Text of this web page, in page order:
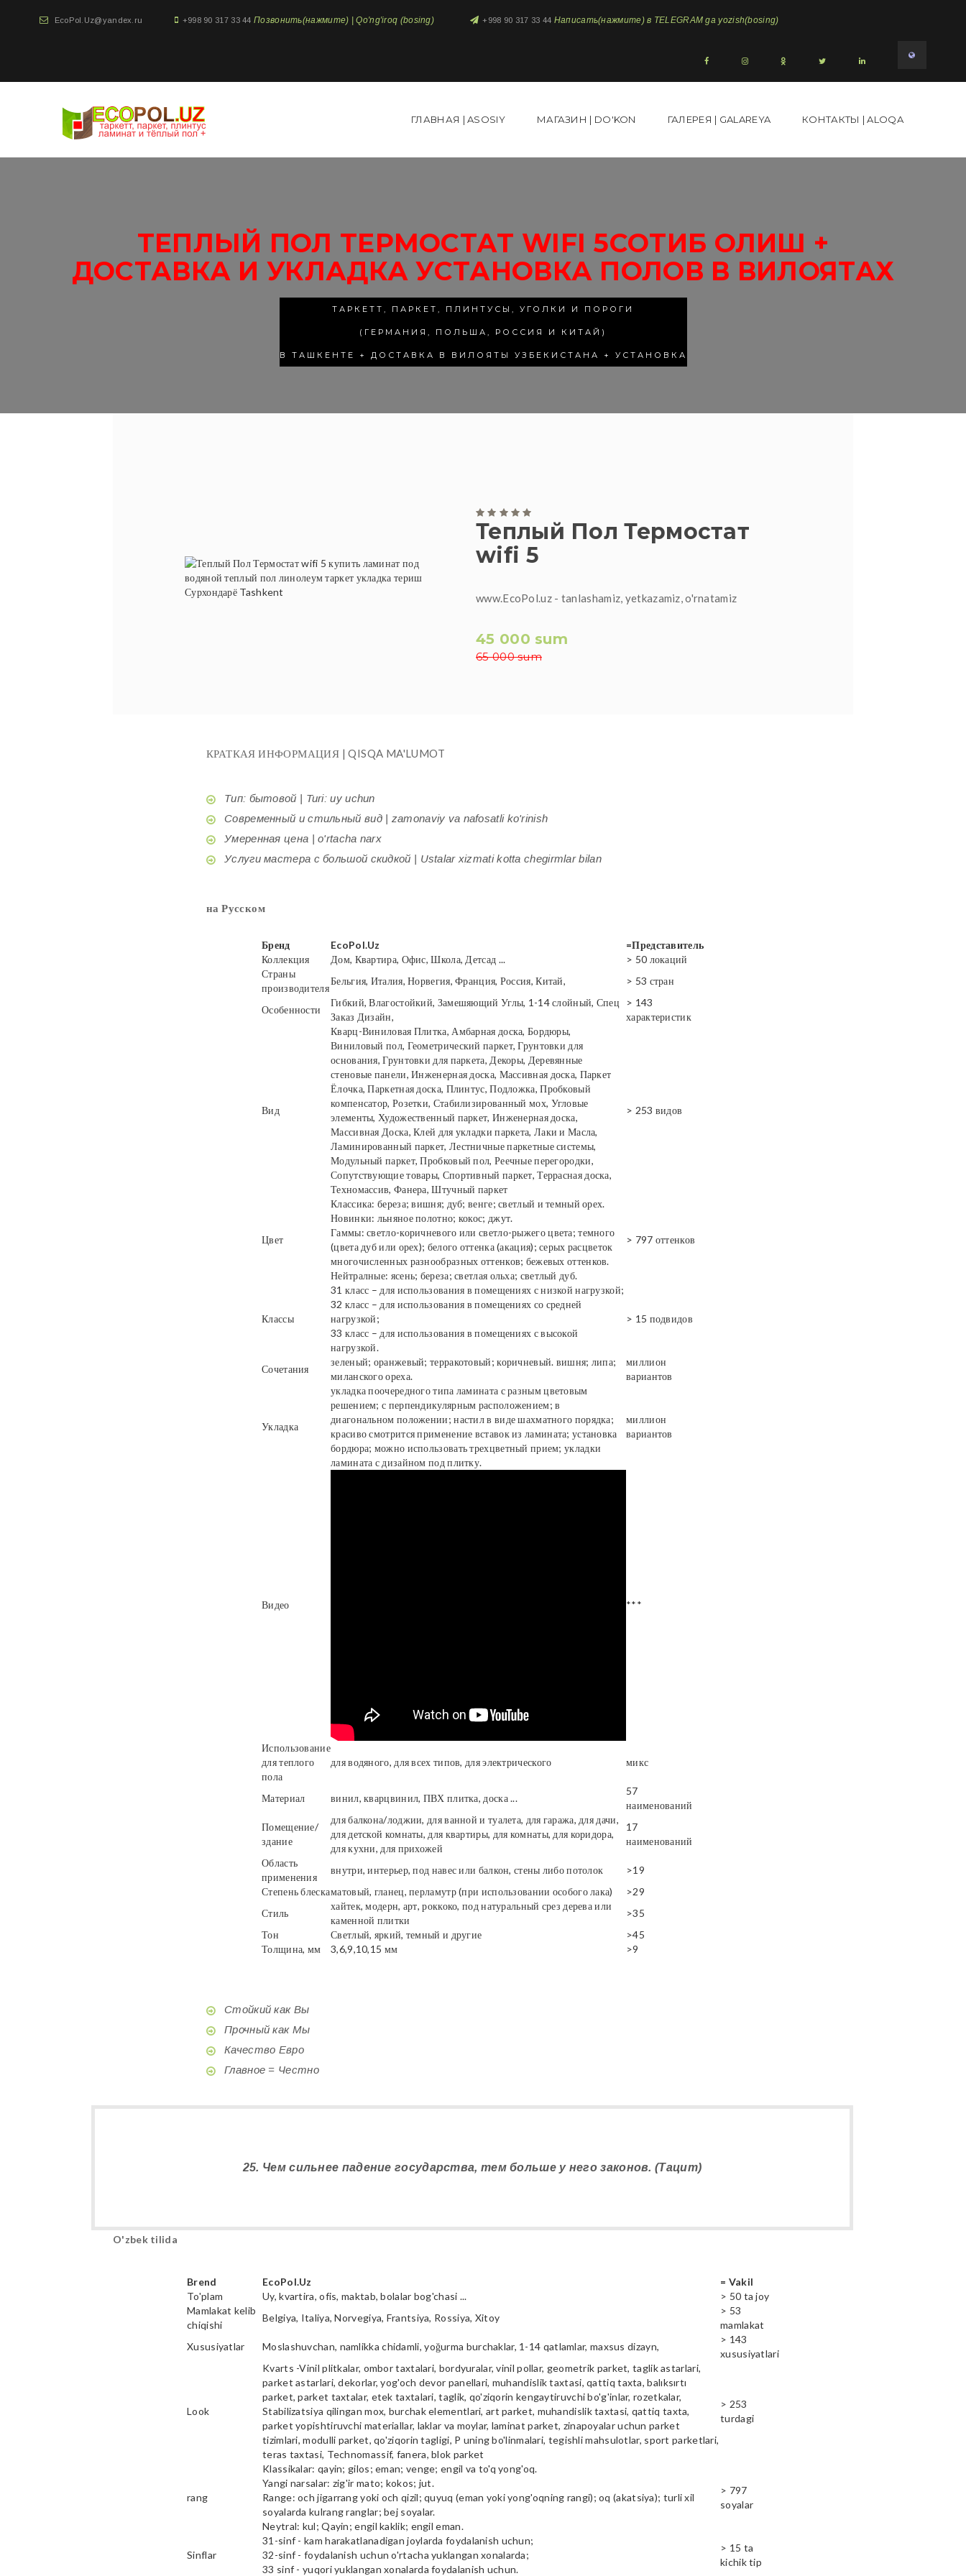
EcoPol.Uz@yandex.ru +998 90 317 33 44 Позвонить(нажмите) | Qo'ng'iroq (bosing) +998 90 317 33 44 Написать(нажмите) в TELEGRAM ga yozish(bosing)
ГЛАВНАЯ | ASOSIY МАГАЗИН | DO'KON ГАЛЕРЕЯ | GALAREYA КОНТАКТЫ | ALOQA
ТЕПЛЫЙ ПОЛ ТЕРМОСТАТ WIFI 5СОТИБ ОЛИШ +
ДОСТАВКА И УКЛАДКА УСТАНОВКА ПОЛОВ В ВИЛОЯТАХ
ТАРКЕТТ, ПАРКЕТ, ПЛИНТУСЫ, УГОЛКИ И ПОРОГИ
(ГЕРМАНИЯ, ПОЛЬША, РОССИЯ И КИТАЙ)
В ТАШКЕНТЕ + ДОСТАВКА В ВИЛОЯТЫ УЗБЕКИСТАНА + УСТАНОВКА
Теплый Пол Термостат
wifi 5
www.EcoPol.uz - tanlashamiz, yetkazamiz, o'rnatamiz
45 000 sum
65 000 sum
КРАТКАЯ ИНФОРМАЦИЯ | QISQA MA'LUMOT
Тип: бытовой | Turi: uy uchun
Современный и стильный вид | zamonaviy va nafosatli ko'rinish
Умеренная цена | o'rtacha narx
Услуги мастера с большой скидкой | Ustalar xizmati kotta chegirmlar bilan
на Русском
Бренд EcoPol.Uz
=Представитель
Коллекция
Дом, Квартира, Офис, Школа, Детсад ...
> 50 локаций
Страны
производителя
Бельгия, Италия, Норвегия, Франция, Россия, Китай, > 53 стран
Особенности
Гибкий, Влагостойкий, Замешяющий Углы, 1-14 слойный, Спец
Заказ Дизайн,
> 143
характеристик
Вид
Кварц-Виниловая Плитка, Амбарная доска, Бордюры,
Виниловый пол, Геометрический паркет, Грунтовки для
основания, Грунтовки для паркета, Декоры, Деревянные
стеновые панели, Инженерная доска, Массивная доска, Паркет
Ёлочка, Паркетная доска, Плинтус, Подложка, Пробковый
компенсатор, Розетки, Стабилизированный мох, Угловые
элементы, Художественный паркет, Инженерная доска,
Массивная Доска, Клей для укладки паркета, Лаки и Масла,
Ламинированный паркет, Лестничные паркетные системы,
Модульный паркет, Пробковый пол, Реечные перегородки,
Сопутствующие товары, Спортивный паркет, Террасная доска,
Техномассив, Фанера, Штучный паркет
> 253 видов
Цвет
Классика: береза; вишня; дуб; венге; светлый и темный орех.
Новинки: льняное полотно; кокос; джут.
Гаммы: светло-коричневого или светло-рыжего цвета; темного
(цвета дуб или орех); белого оттенка (акация); серых расцветок
многочисленных разнообразных оттенков; бежевых оттенков.
Нейтралные: ясень; береза; светлая ольха; светлый дуб.
> 797 оттенков
Классы
31 класс – для использования в помещениях с низкой нагрузкой;
32 класс – для использования в помещениях со средней
нагрузкой;
33 класс – для использования в помещениях с высокой
нагрузкой.
> 15 подвидов
Сочетания
зеленый; оранжевый; терракотовый; коричневый. вишня; липа;
миланского ореха.
миллион
вариантов
Укладка
укладка поочередного типа ламината с разным цветовым
решением; с перпендикулярным расположением; в
диагональном положении; настил в виде шахматного порядка;
красиво смотрится применение вставок из ламината; установка
бордюра; можно использовать трехцветный прием; укладки
ламината с дизайном под плитку.
миллион
вариантов
Видео ***
Использование
для теплого
пола
для водяного, для всех типов, для электрического микс
Материал винил, кварцвинил, ПВХ плитка, доска ...
57
наименований
Помещение/
здание
для балкона/лоджии, для ванной и туалета, для гаража, для дачи,
для детской комнаты, для квартиры, для комнаты, для коридора,
для кухни, для прихожей
17
наименований
Область
применения
внутри, интерьер, под навес или балкон, стены либо потолок
>19
Степень блескаматовый, гланец, перламутр (при использовании особого лака)
>29
Стиль
хайтек, модерн, арт, роккоко, под натуральный срез дерева или
каменной плитки
>35
Тон
Светлый, яркий, темный и другие
>45
Толщина, мм
3,6,9,10,15 мм >9
Стойкий как Вы
Прочный как Мы
Качество Евро
Главное = Честно
25. Чем сильнее падение государства, тем больше у него законов. (Тацит)
O'zbek tilida
Brend EcoPol.Uz
= Vakil
To'plam
Uy, kvartira, ofis, maktab, bolalar bog'chasi ...
> 50 ta joy
Mamlakat kelib
chiqishi
Belgiya, Italiya, Norvegiya, Frantsiya, Rossiya, Xitoy
> 53
mamlakat
Xususiyatlar
Moslashuvchan, namlikka chidamli, yoğurma burchaklar, 1-14 qatlamlar, maxsus dizayn,
> 143
xususiyatlari
Look
Kvarts -Vinil plitkalar, ombor taxtalari, bordyuralar, vinil pollar, geometrik parket, taglik astarlari,
parket astarlari, dekorlar, yog'och devor panellari, muhandislik taxtasi, qattiq taxta, balıksırtı
parket, parket taxtalar, etek taxtalari, taglik, qo'ziqorin kengaytiruvchi bo'g'inlar, rozetkalar,
Stabilizatsiya qilingan mox, burchak elementlari, art parket, muhandislik taxtasi, qattiq taxta,
parket yopishtiruvchi materiallar, laklar va moylar, laminat parket, zinapoyalar uchun parket
tizimlari, modulli parket, qo'ziqorin tagligi, P uning bo'linmalari, tegishli mahsulotlar, sport parketlari,
teras taxtasi, Technomassif, fanera, blok parket
> 253
turdagi
rang
Klassikalar: qayin; gilos; eman; venge; engil va to'q yong'oq.
Yangi narsalar: zig'ir mato; kokos; jut.
Range: och jigarrang yoki och qizil; quyuq (eman yoki yong'oqning rangi); oq (akatsiya); turli xil
soyalarda kulrang ranglar; bej soyalar.
Neytral: kul; Qayin; engil kaklik; engil eman.
> 797
soyalar
Sinflar
31-sinf - kam harakatlanadigan joylarda foydalanish uchun;
32-sinf - foydalanish uchun o'rtacha yuklangan xonalarda;
33 sinf - yuqori yuklangan xonalarda foydalanish uchun.
> 15 ta
kichik tip